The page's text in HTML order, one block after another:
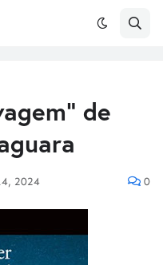
de
2024 0